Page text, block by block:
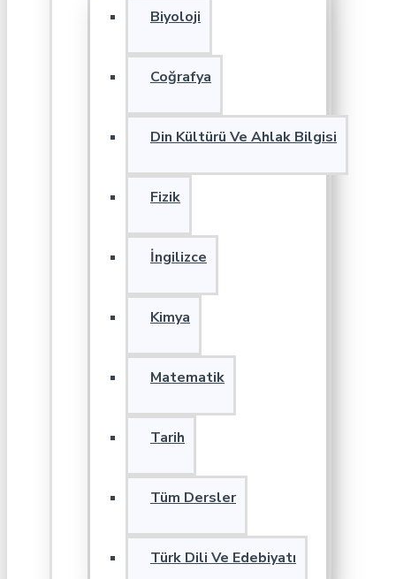
Biyoloji
Coğrafya
Din Kültürü Ve Ahlak Bilgisi
Fizik
İngilizce
Kimya
Matematik
Tarih
Tüm Dersler
Türk Dili Ve Edebiyatı